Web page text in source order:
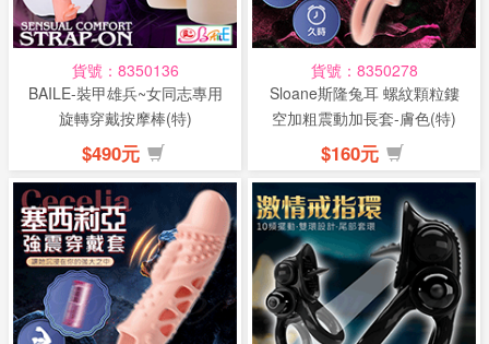
貨號：8350136
BAILE-裝甲雄兵~女同志專用
旋轉穿戴按摩棒(特)
$490元
貨號：8350278
Sloane斯隆兔耳 螺紋顆粒鏤
空加粗震動加長套-膚色(特)
$160元